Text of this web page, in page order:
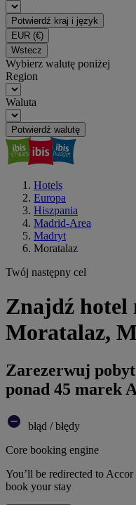
Potwierdź kraj i język
EUR (€)
Wstecz
Wybierz walutę poniżej
Region
Waluta
Potwierdź walutę
Hotels
Europa
Hiszpania
Madrid-Area
Madryt
Moratalaz
Twój następny cel
Znajdź hotel
Moratalaz,
Zarezerwuj
ponad 45 marek
błąd / błędy
Core booking engine
You’ll be redirected to
book your stay